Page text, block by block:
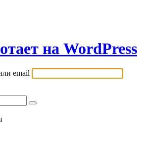
на WordPress
email